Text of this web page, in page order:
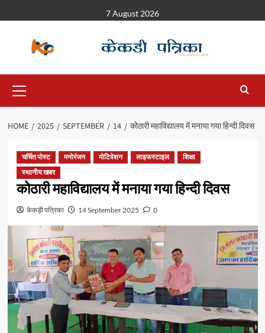
7 August 2026
HOME 2025 SEPTEMBER 14 कोठारी महाविद्यालय में मनाया गया हिन्दी दिवस
चर्चित पोस्ट मनोरंजन मोटिवेशन लाइफस्टाइल
शिक्षा
स्थानीय खबर
कोठारी महाविद्यालय में मनाया गया हिन्दी दिवस
केकड़ी पत्रिका 14 September 2025 0